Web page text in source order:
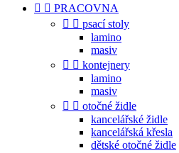
  PRACOVNA
  psací stoly
lamino
masiv
  kontejnery
lamino
masiv
  otočné židle
kancelářské židle
kancelářská křesla
dětské otočné židle